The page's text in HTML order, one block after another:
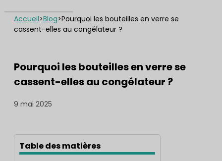
Accueil>Blog>Pourquoi les bouteilles en verre se
cassent-elles au congélateur ?
Pourquoi les bouteilles en verre se
cassent-elles au congélateur ?
9 mai 2025
Table des matières